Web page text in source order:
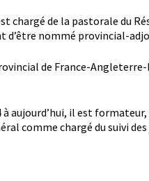
chargé de la pastorale du
d’être nommé provincial-
de France-Angleterre-
à aujourd’hui, il est
comme chargé du suivi des